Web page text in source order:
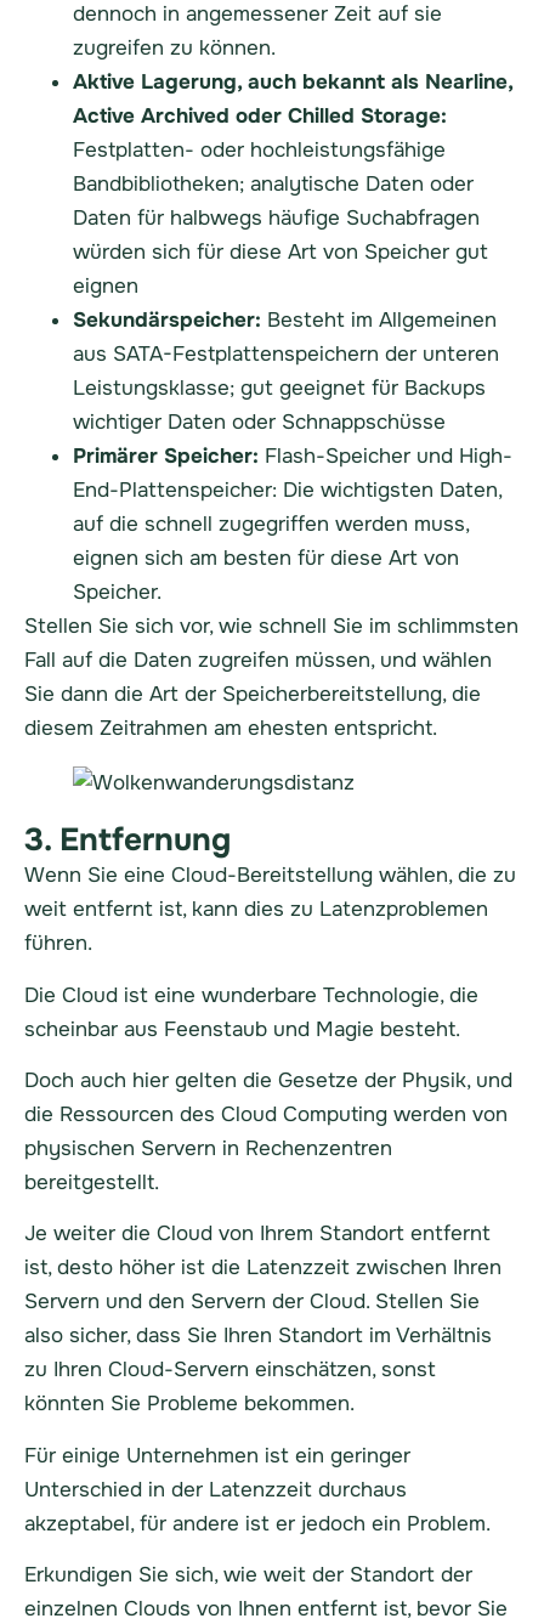
dennoch in angemessener Zeit auf sie
zugreifen zu können.
Aktive Lagerung, auch bekannt als Nearline,
Active Archived oder Chilled Storage:
Festplatten- oder hochleistungsfähige
Bandbibliotheken; analytische Daten oder
Daten für halbwegs häufige Suchabfragen
würden sich für diese Art von Speicher gut
eignen
Sekundärspeicher: Besteht im Allgemeinen
aus SATA-Festplattenspeichern der unteren
Leistungsklasse; gut geeignet für Backups
wichtiger Daten oder Schnappschüsse
Primärer Speicher: Flash-Speicher und High-
End-Plattenspeicher: Die wichtigsten Daten,
auf die schnell zugegriffen werden muss,
eignen sich am besten für diese Art von
Speicher.
Stellen Sie sich vor, wie schnell Sie im schlimmsten
Fall auf die Daten zugreifen müssen, und wählen
Sie dann die Art der Speicherbereitstellung, die
diesem Zeitrahmen am ehesten entspricht.
3. Entfernung
Wenn Sie eine Cloud-Bereitstellung wählen, die zu
weit entfernt ist, kann dies zu Latenzproblemen
führen.
Die Cloud ist eine wunderbare Technologie, die
scheinbar aus Feenstaub und Magie besteht.
Doch auch hier gelten die Gesetze der Physik, und
die Ressourcen des Cloud Computing werden von
physischen Servern in Rechenzentren
bereitgestellt.
Je weiter die Cloud von Ihrem Standort entfernt
ist, desto höher ist die Latenzzeit zwischen Ihren
Servern und den Servern der Cloud. Stellen Sie
also sicher, dass Sie Ihren Standort im Verhältnis
zu Ihren Cloud-Servern einschätzen, sonst
könnten Sie Probleme bekommen.
Für einige Unternehmen ist ein geringer
Unterschied in der Latenzzeit durchaus
akzeptabel, für andere ist er jedoch ein Problem.
Erkundigen Sie sich, wie weit der Standort der
einzelnen Clouds von Ihnen entfernt ist, bevor Sie